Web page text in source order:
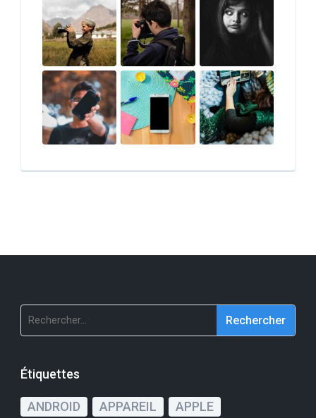
Rechercher :
Étiquettes
ANDROID APPAREIL
APPLE